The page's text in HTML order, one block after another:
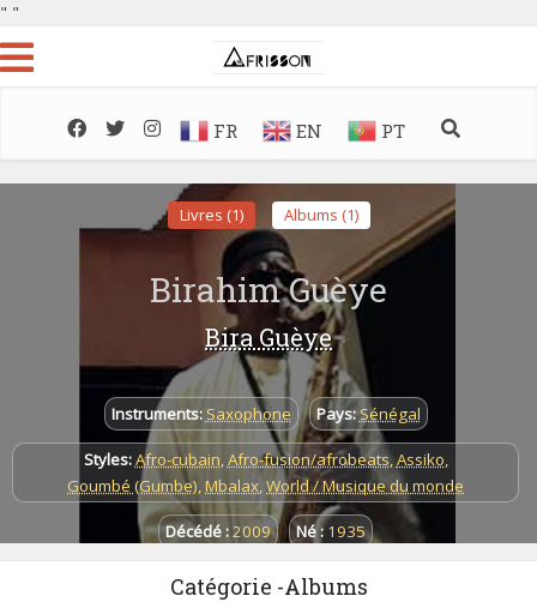
" "
FR EN PT
Livres (1) Albums (1)
Birahim Guèye
Bira Guèye
Instruments: Saxophone Pays: Sénégal
Styles:Afro-cubain,Afro-fusion/afrobeats,Assiko,
Goumbé (Gumbe),Mbalax,World / Musique du monde
Décédé :2009 Né : 1935
Catégorie -Albums